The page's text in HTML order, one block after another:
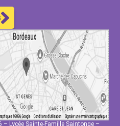
Lycée Sainte-Famille Saintonge –